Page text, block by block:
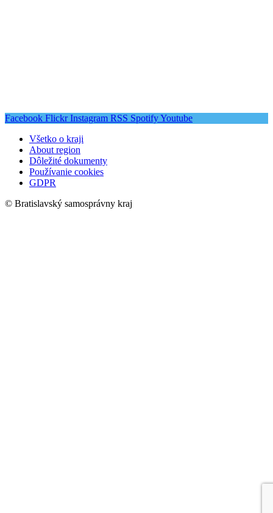
Facebook Flickr Instagram RSS SpotifyYoutube
Všetko o kraji
About region
Dôležité dokumenty
Používanie cookies
GDPR
© Bratislavský samosprávny kraj